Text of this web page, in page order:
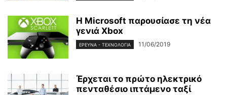
Η Microsoft παρουσίασε τη νέα
γενιά Xbox
ΈΡΕΥΝΑ - ΤΕΧΝΟΛΟΓΊΑ 11/06/2019
Έρχεται το πρώτο ηλεκτρικό
πενταθέσιο ιπτάμενο ταξί